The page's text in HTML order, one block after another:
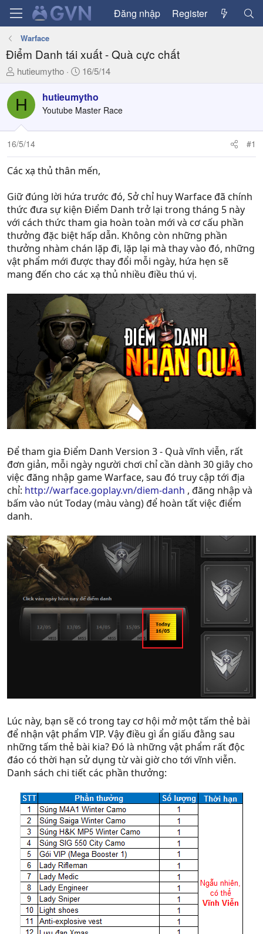
Đăng nhập Register
Warface
Điểm Danh tái xuất - Quà cực chất
T
r
e
a
d
s
t
a
t
e
r
hutieumytho
N
à
y
ử
16/5/14
H hutieumytho
Youtube Master Race
16/5/14 #1
Các xạ thủ thân mến,
Giữ đúng lời hứa trước đó, Sở chỉ huy Warface đã chính
thức đưa sự kiện Điểm Danh trở lại trong tháng 5 này
với cách thức tham gia hoàn toàn mới và cơ cấu phần
thưởng đặc biệt hấp dẫn. Không còn những phần
thưởng nhàm chán lặp đi, lặp lại mà thay vào đó, những
vật phẩm mới được thay đổi mỗi ngày, hứa hẹn sẽ
mang đến cho các xạ thủ nhiều điều thú vị.
Để tham gia Điểm Danh Version 3 - Quà vĩnh viễn, rất
đơn giản, mỗi ngày người chơi chỉ cần dành 30 giây cho
việc đăng nhập game Warface, sau đó truy cập tới địa
chỉ: http://warface.goplay.vn/diem-danh , đăng nhập và
bấm vào nút Today (màu vàng) để hoàn tất việc điểm
danh.
Lúc này, bạn sẽ có trong tay cơ hội mở một tấm thẻ bài
để nhận vật phẩm VIP. Vậy điều gì ẩn giấu đằng sau
những tấm thẻ bài kia? Đó là những vật phẩm rất độc
đáo có thời hạn sử dụng từ vài giờ cho tới vĩnh viễn.
Danh sách chi tiết các phần thưởng: